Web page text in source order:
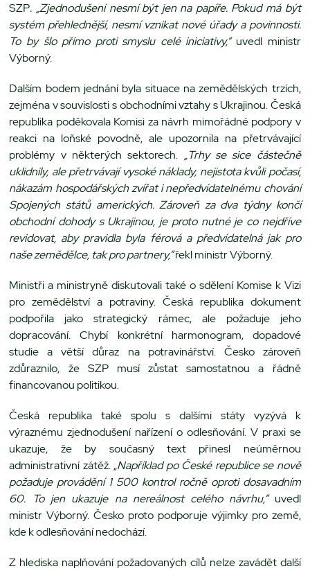
SZP. „Zjednodušení nesmí být jen na papíře. Pokud má být
systém přehlednější, nesmí vznikat nové úřady a povinnosti.
To by šlo přímo proti smyslu celé iniciativy,“ uvedl ministr
Výborný.
Dalším bodem jednání byla situace na zemědělských trzích,
zejména v souvislosti s obchodními vztahy s Ukrajinou. Česká
republika poděkovala Komisi za návrh mimořádné podpory v
reakci na loňské povodně, ale upozornila na přetrvávající
problémy v některých sektorech. „Trhy se sice částečně
uklidnily, ale přetrvávají vysoké náklady, nejistota kvůli počasí,
nákazám hospodářských zvířat i nepředvídatelnému chování
Spojených států amerických. Zároveň za dva týdny končí
obchodní dohody s Ukrajinou, je proto nutné je co nejdříve
revidovat, aby pravidla byla férová a předvídatelná jak pro
naše zemědělce, tak pro partnery,“řekl ministr Výborný.
Ministři a ministryně diskutovali také o sdělení Komise k Vizi
pro zemědělství a potraviny. Česká republika dokument
podpořila jako strategický rámec, ale požaduje jeho
dopracování. Chybí konkrétní harmonogram, dopadové
studie a větší důraz na potravinářství. Česko zároveň
zdůraznilo, že SZP musí zůstat samostatnou a řádně
financovanou politikou.
Česká republika také spolu s dalšími státy vyzývá k
výraznému zjednodušení nařízení o odlesňování. V praxi se
ukazuje, že by současný text přinesl neúměrnou
administrativní zátěž. „Například po České republice se nově
požaduje provádění 1 500 kontrol ročně oproti dosavadním
60. To jen ukazuje na nereálnost celého návrhu,“ uvedl
ministr Výborný. Česko proto podporuje výjimky pro země,
kde k odlesňování nedochází.
Z hlediska naplňování požadovaných cílů nelze zavádět další